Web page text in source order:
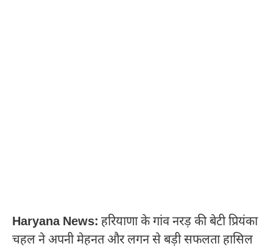
Haryana News: हरियाणा के गांव नरड़ की बेटी प्रियंका
चहल ने अपनी मेहनत और लगन से बड़ी सफलता हासिल